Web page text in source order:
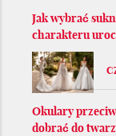
Jak wybrać
charakteru
Okulary
dobrać do